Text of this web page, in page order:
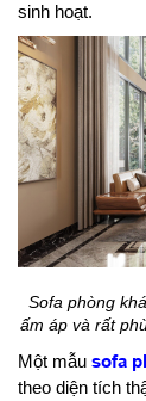
sinh hoạt.
Sofa phòng
ấm áp và rất
Một mẫu sofa
theo diện tích